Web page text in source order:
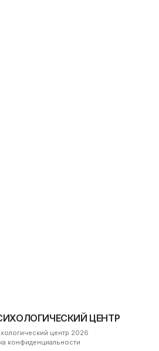
ЦЕНТР
центр 2026
конфиденциальности